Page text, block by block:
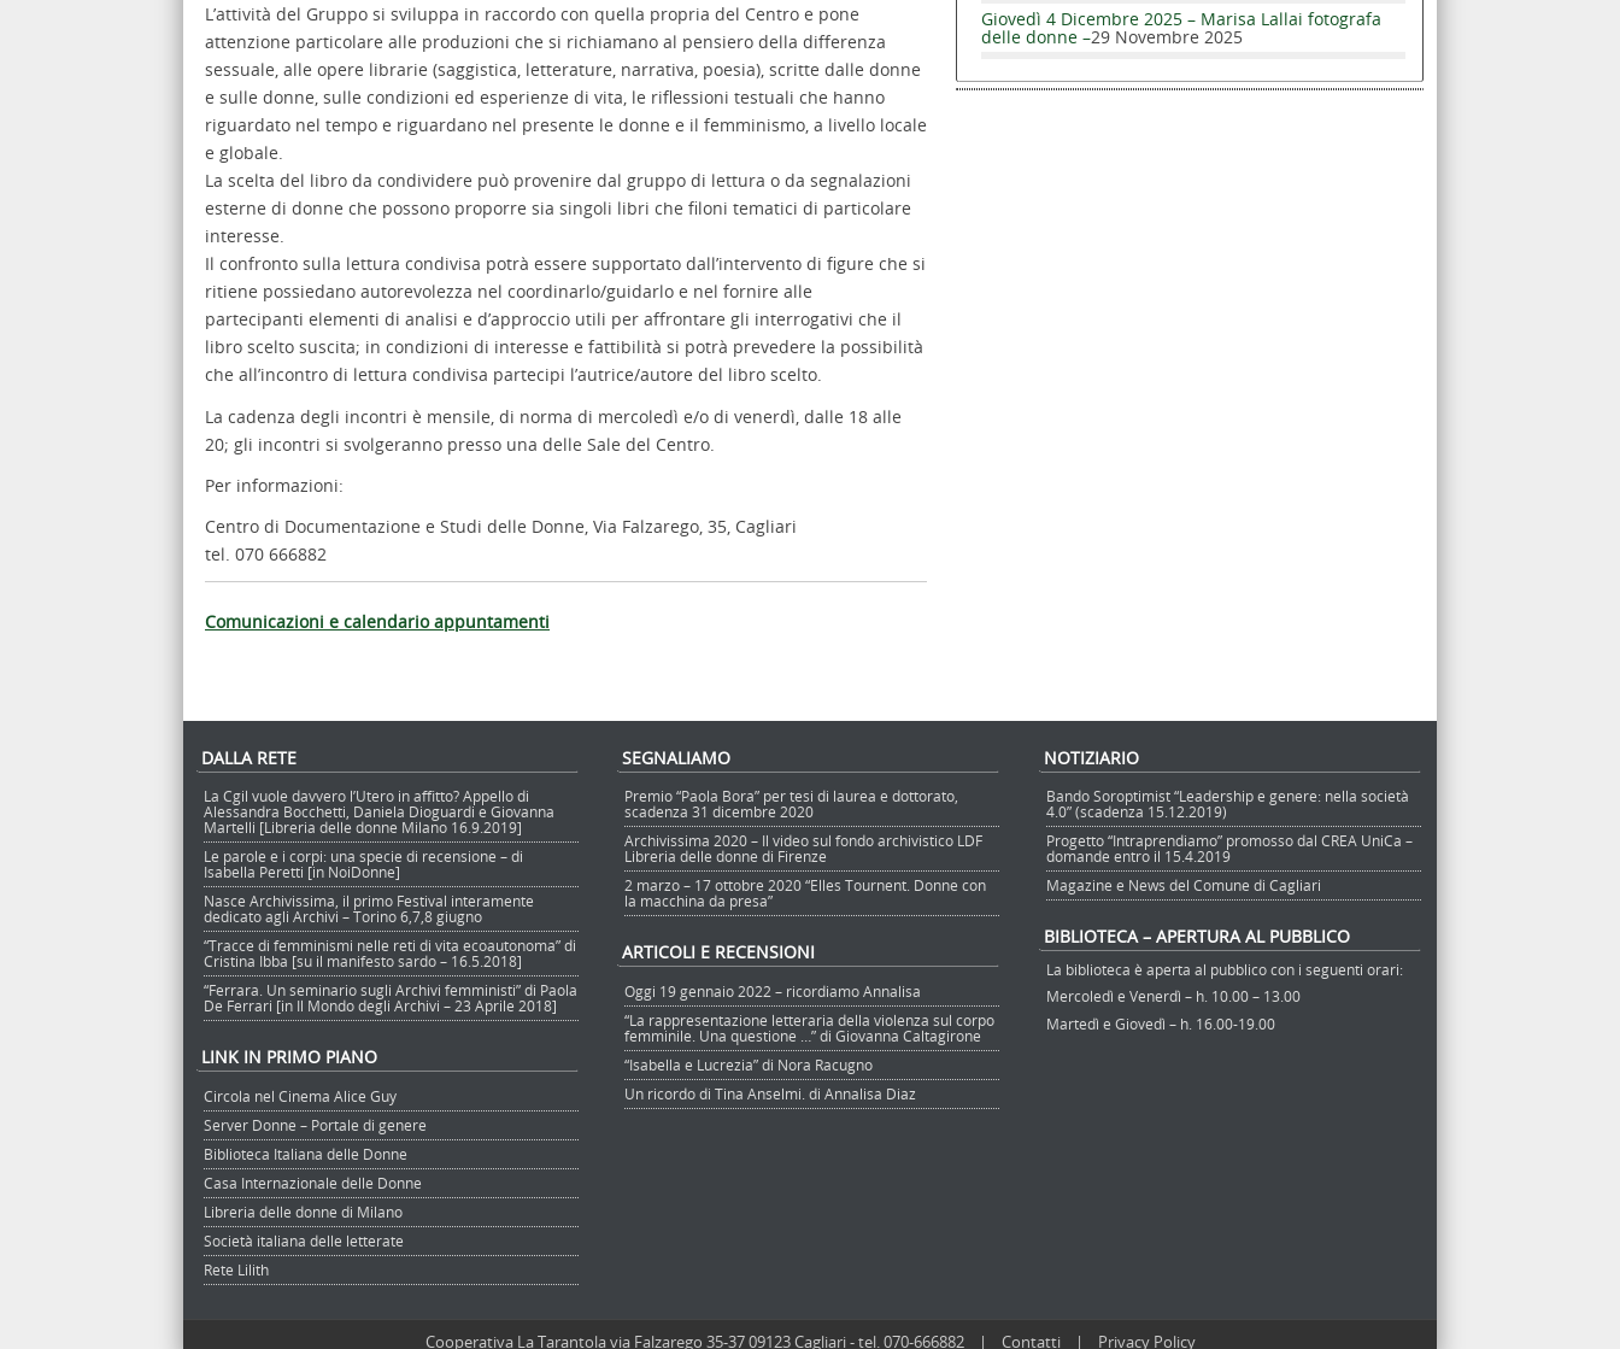
L’attività del Gruppo si sviluppa in raccordo con quella propria del Centro e pone
attenzione particolare alle produzioni che si richiamano al pensiero della differenza
sessuale, alle opere librarie (saggistica, letterature, narrativa, poesia), scritte dalle donne
e sulle donne, sulle condizioni ed esperienze di vita, le riflessioni testuali che hanno
riguardato nel tempo e riguardano nel presente le donne e il femminismo, a livello locale
e globale.
La scelta del libro da condividere può provenire dal gruppo di lettura o da segnalazioni
esterne di donne che possono proporre sia singoli libri che filoni tematici di particolare
interesse.
Il confronto sulla lettura condivisa potrà essere supportato dall’intervento di figure che si
ritiene possiedano autorevolezza nel coordinarlo/guidarlo e nel fornire alle
partecipanti elementi di analisi e d’approccio utili per affrontare gli interrogativi che il
libro scelto suscita; in condizioni di interesse e fattibilità si potrà prevedere la possibilità
che all’incontro di lettura condivisa partecipi l’autrice/autore del libro scelto.
La cadenza degli incontri è mensile, di norma di mercoledì e/o di venerdì, dalle 18 alle
20; gli incontri si svolgeranno presso una delle Sale del Centro.
Per informazioni:
Centro di Documentazione e Studi delle Donne, Via Falzarego, 35, Cagliari
tel. 070 666882
Comunicazioni e calendario appuntamenti
Giovedì 4 Dicembre 2025 – Marisa Lallai fotografa
delle donne –29 Novembre 2025
DALLA RETE
La Cgil vuole davvero l’Utero in affitto? Appello di
Alessandra Bocchetti, Daniela Dioguardi e Giovanna
Martelli [Libreria delle donne Milano 16.9.2019]
Le parole e i corpi: una specie di recensione – di
Isabella Peretti [in NoiDonne]
Nasce Archivissima, il primo Festival interamente
dedicato agli Archivi – Torino 6,7,8 giugno
“Tracce di femminismi nelle reti di vita ecoautonoma” di
Cristina Ibba [su il manifesto sardo – 16.5.2018]
“Ferrara. Un seminario sugli Archivi femministi” di Paola
De Ferrari [in Il Mondo degli Archivi – 23 Aprile 2018]
LINK IN PRIMO PIANO
Circola nel Cinema Alice Guy
Server Donne – Portale di genere
Biblioteca Italiana delle Donne
Casa Internazionale delle Donne
Libreria delle donne di Milano
Società italiana delle letterate
Rete Lilith
SEGNALIAMO
Premio “Paola Bora” per tesi di laurea e dottorato,
scadenza 31 dicembre 2020
Archivissima 2020 – Il video sul fondo archivistico LDF
Libreria delle donne di Firenze
2 marzo – 17 ottobre 2020 “Elles Tournent. Donne con
la macchina da presa”
ARTICOLI E RECENSIONI
Oggi 19 gennaio 2022 – ricordiamo Annalisa
“La rappresentazione letteraria della violenza sul corpo
femminile. Una questione …” di Giovanna Caltagirone
“Isabella e Lucrezia” di Nora Racugno
Un ricordo di Tina Anselmi. di Annalisa Diaz
NOTIZIARIO
Bando Soroptimist “Leadership e genere: nella società
4.0” (scadenza 15.12.2019)
Progetto “Intraprendiamo” promosso dal CREA UniCa –
domande entro il 15.4.2019
Magazine e News del Comune di Cagliari
BIBLIOTECA – APERTURA AL PUBBLICO
La biblioteca è aperta al pubblico con i seguenti orari:
Mercoledì e Venerdì – h. 10.00 – 13.00
Martedì e Giovedì – h. 16.00-19.00
Cooperativa La Tarantola via Falzarego 35-37 09123 Cagliari - tel. 070-666882 | Contatti| Privacy Policy